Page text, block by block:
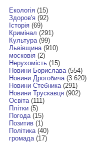
Екологія(15)
Здоров'я(92)
Історія(69)
Кримінал (291)
Культура(99)
Львівщина(910)
московія(2)
Нерухомість(15)
Новини Борислава(554)
Новини Дрогобича(3 620)
Новини Стебника(291)
Новини Трускавця(902)
Освіта(111)
Плітки(5)
Погода(15)
Позитив(1)
Політика(40)
громада(17)